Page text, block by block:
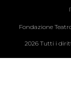
Fondazione
2026 Tutti i